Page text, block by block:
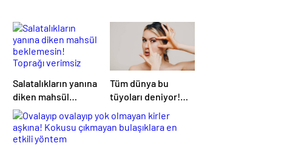
Salatalıkların yanına
diken mahsül
beklemesin!
Toprağı verimsiz
hale getiriyor
Tüm dünya bu
tüyoları deniyor!
Göz torbalarını yok
eden yöntem: